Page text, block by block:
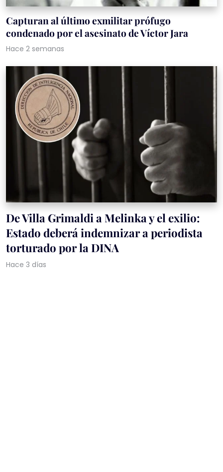
Capturan al último exmilitar prófugo
condenado por el asesinato de Víctor Jara
Hace 2 semanas
De Villa Grimaldi a Melinka y el exilio:
Estado deberá indemnizar a periodista
torturado por la DINA
Hace 3 días